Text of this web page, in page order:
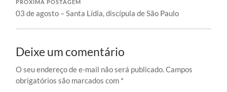
PRÓXIMA POSTAGEM
03 de agosto – Santa Lídia, discípula de São Paulo
Deixe um comentário
O seu endereço de e-mail não será publicado.Campos
obrigatórios são marcados com *